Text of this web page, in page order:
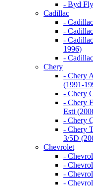
- Byd
Cadillac
-
-
-
1996)
-
Chery
- Chery
(1991-
- Chery
- Chery
Esti
- Chery
- Chery
3/5D
Chevrolet
-
-
-
-